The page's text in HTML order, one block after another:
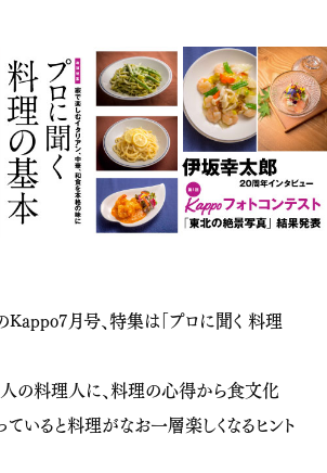
Kappo7月号、特集は「プロに聞く 料理
の料理人に、料理の心得から食文化
ていると料理がなお一層楽しくなるヒント